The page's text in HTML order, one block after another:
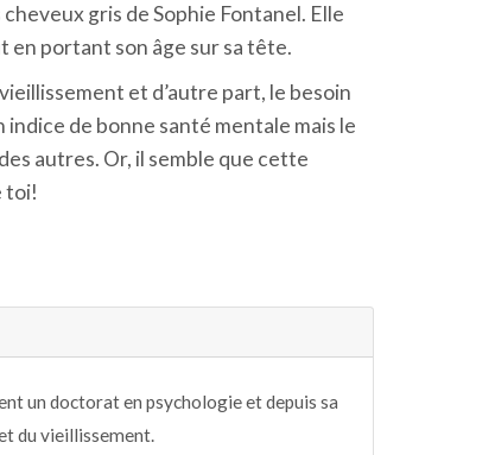
gris de Sophie Fontanel. Elle
portant son âge sur sa tête.
et d’autre part, le besoin
de bonne santé mentale mais le
autres. Or, il semble que cette
toi!
un doctorat en psychologie et depuis sa
du vieillissement.